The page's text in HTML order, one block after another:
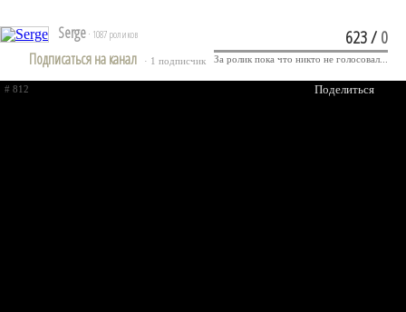
Serge · 1087 роликов
Подписаться на канал · 1 подписчик
# 812 Поделиться
623/0
За ролик пока что никто не голосовал...